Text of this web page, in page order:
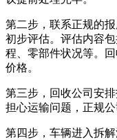
第二步，联系正规的
初步评估。评估内容
程、零部件状况等。
价格。
第三步，回收公司安
担心运输问题，正规
第四步，车辆进入拆